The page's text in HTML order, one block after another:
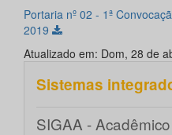
Portaria nº 02 - 1ª
2019
Atualizado em: Dom, 28 de
Sistemas
SIGAA - Acadêmico